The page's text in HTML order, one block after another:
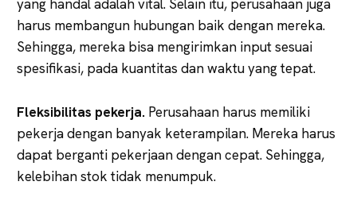
yang handal adalah vital. Selain itu, perusahaan juga
harus membangun hubungan baik dengan mereka.
Sehingga, mereka bisa mengirimkan input sesuai
spesifikasi, pada kuantitas dan waktu yang tepat.
Fleksibilitas pekerja. Perusahaan harus memiliki
pekerja dengan banyak keterampilan. Mereka harus
dapat berganti pekerjaan dengan cepat. Sehingga,
kelebihan stok tidak menumpuk.